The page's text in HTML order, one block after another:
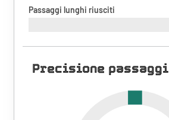
Passaggi lunghi riusciti
Precisione passaggi